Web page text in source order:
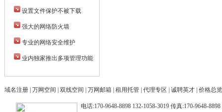
设置文件保护不被下载
强大的网络防火墙
专业的网络安全维护
业内独家推出多项管理功能
域名注册 万网空间 双线空间 万网邮箱 租用托管 代理专区 诚聘英才 价格总览
电话:170-9648-8898 132-1058-3019 传真:170-9648-